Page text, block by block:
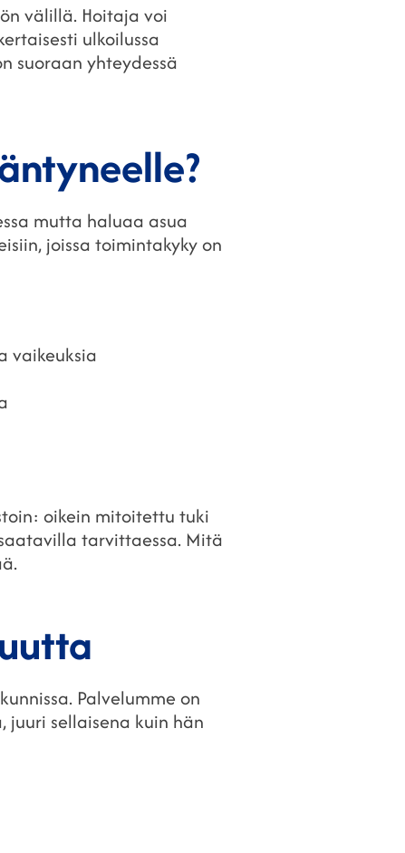
välillä. Hoitaja voi
ulkoilussa
suoraan yhteydessä
mutta haluaa asua
joissa toimintakyky on
vaikeuksia
oikein mitoitettu tuki
tarvittaessa. Mitä
Palvelumme on
sellaisena kuin hän